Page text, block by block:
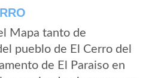
Mapa tanto de
pueblo de El Cerro del
de El Paraiso en